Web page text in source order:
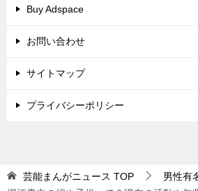
Buy Adspace
お問い合わせ
サイトマップ
プライバシーポリシー
芸能まんがニュース TOP
男性有